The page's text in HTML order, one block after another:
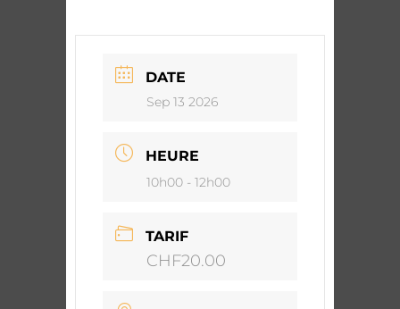
DATE
Sep 13 2026
HEURE
10h00 - 12h00
TARIF
CHF20.00